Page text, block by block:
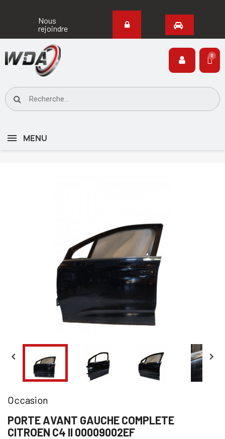
Nous
rejoindre
MENU
 
Occasion
PORTE AVANT GAUCHE COMPLETE
CITROEN C4 II 00009002EF